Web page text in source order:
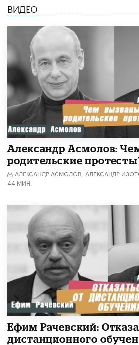
ВИДЕО
Александр Асмолов:
родительские
АЛЕКСАНДР АСМОЛОВ, АЛЕКСАНДР
44 МИН.
Ефим Рачевский:
дистанционного